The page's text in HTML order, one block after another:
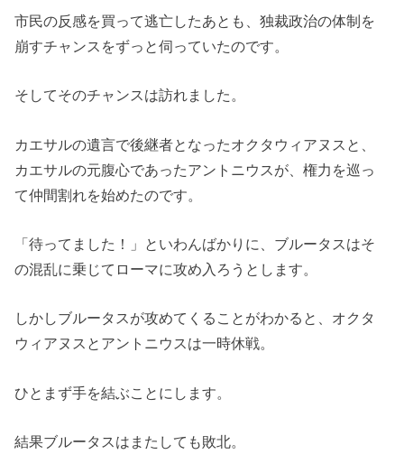
市民の反感を買って逃亡したあとも、独裁政治の体制を
崩すチャンスをずっと伺っていたのです。
そしてそのチャンスは訪れました。
カエサルの遺言で後継者となったオクタウィアヌスと、
カエサルの元腹心であったアントニウスが、権力を巡っ
て仲間割れを始めたのです。
「待ってました！」といわんばかりに、ブルータスはそ
の混乱に乗じてローマに攻め入ろうとします。
しかしブルータスが攻めてくることがわかると、オクタ
ウィアヌスとアントニウスは一時休戦。
ひとまず手を結ぶことにします。
結果ブルータスはまたしても敗北。